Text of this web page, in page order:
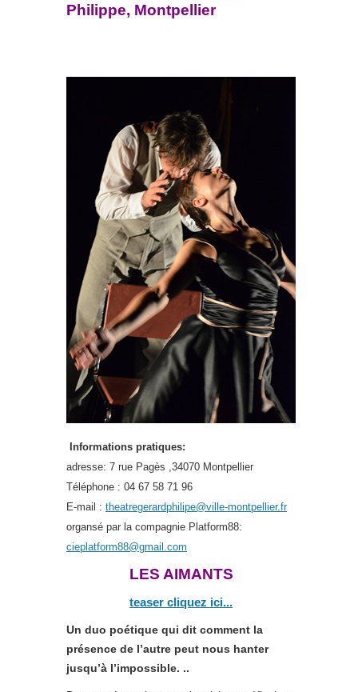
Philippe, Montpellier
Informations pratiques:
adresse: 7 rue Pagès ,34070 Montpellier
Téléphone : 04 67 58 71 96
E-mail : theatregerardphilipe@ville-montpellier.fr
organsé par la compagnie Platform88:
cieplatform88@gmail.com
LES AIMANTS
teaser cliquez ici...
Un duo poétique qui dit comment la
présence de l’autre peut nous hanter
jusqu’à l’impossible. ..